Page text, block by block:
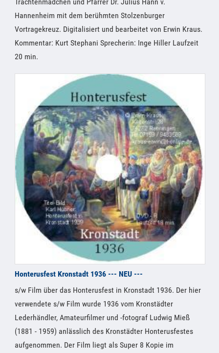
Hannenheim mit dem berühmten Stolzenburger
Vortragekreuz. Digitalisiert und bearbeitet von Erwin Kraus.
Kommentar: Kurt Stephani Sprecherin: Inge Hiller Laufzeit
20 min.
Honterusfest Kronstadt 1936 --- NEU ---
s/w Film über das Honterusfest in Kronstadt 1936. Der hier
verwendete s/w Film wurde 1936 vom Kronstädter
Lederhändler, Amateurfilmer und -fotograf Ludwig Mieß
(1881 - 1959) anlässlich des Kronstädter Honterusfestes
aufgenommen. Der Film liegt als Super 8 Kopie im